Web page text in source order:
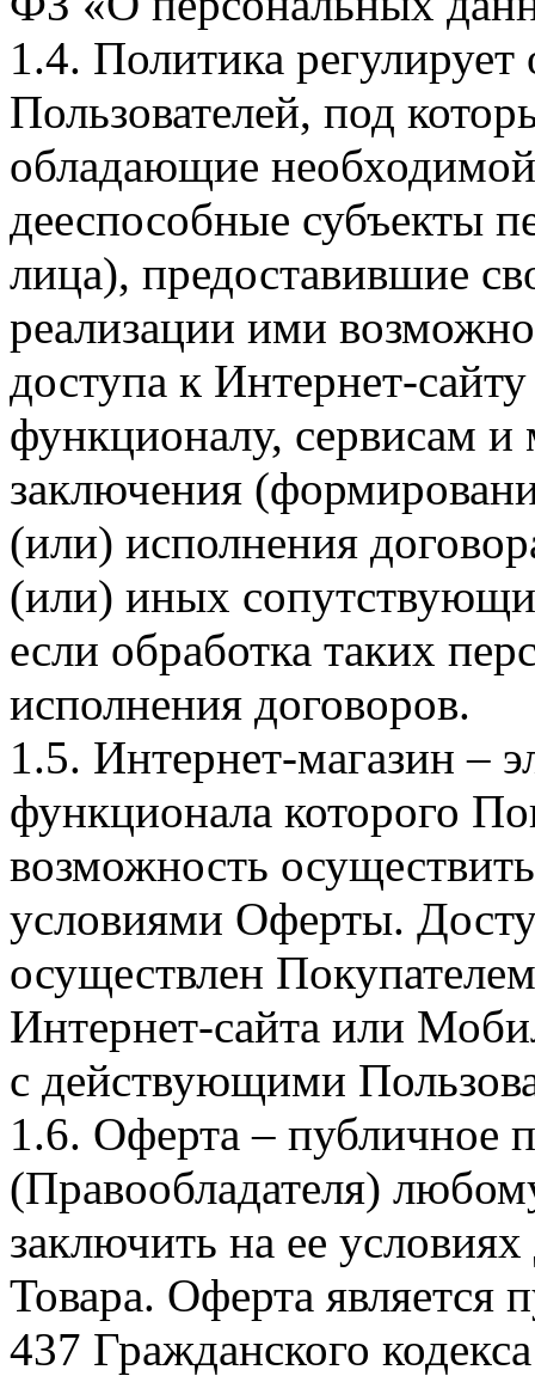
1.4. Политика
Пользователей, под
обладающие
дееспособные субъекты
лица), предоставившие
реализации ими
доступа к Интернет-
функционалу, сервисам и
заключения
(или) исполнения
(или) иных
если обработка таких
исполнения договоров.
1.5. Интернет-магазин –
функционала которого
возможность
условиями Оферты.
осуществлен
Интернет-сайта или
с действующими
1.6. Оферта – публичное
(Правообладателя)
заключить на ее
Товара. Оферта является
437 Гражданского